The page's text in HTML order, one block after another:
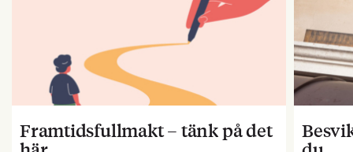
Framtidsfullmakt – tänk på det